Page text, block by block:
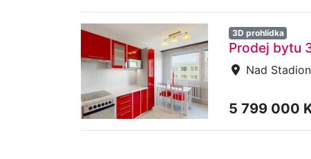
3D prohlídka
Prodej bytu
Nad
5 799 000